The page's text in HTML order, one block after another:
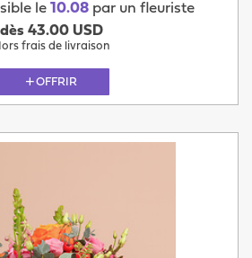
le 10.08 par un fleuriste
dès 43.00 USD
frais de livraison
OFFRIR